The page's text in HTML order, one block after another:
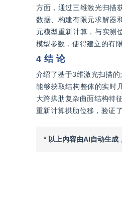
方面，通过三维激光扫描
数据、构建有限元求解器
元模型重新计算，与实测
模型参数，使得建立的有
4 结 论
介绍了基于3维激光扫描
能够获取结构整体的实时
大跨拱肋复杂曲面结构特
重新计算拱肋位移，验证
* 以上内容由AI自动生成